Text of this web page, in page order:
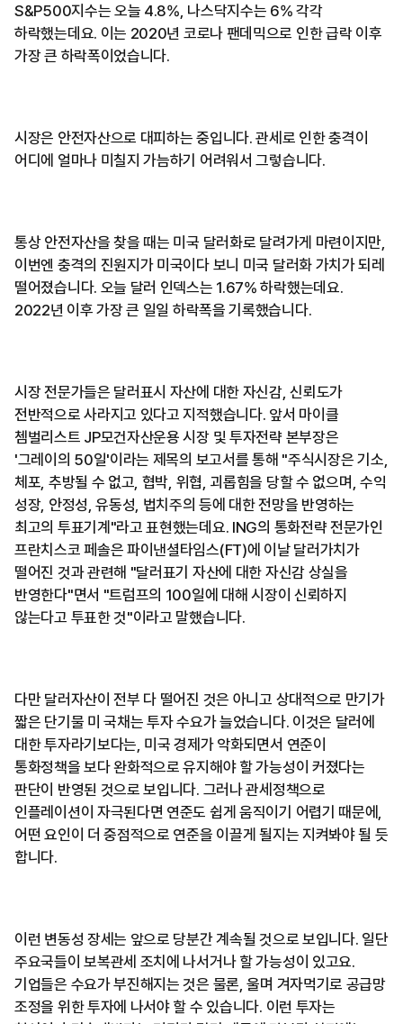
S&P500지수는 오늘 4.8%, 나스닥지수는 6% 각각
하락했는데요. 이는 2020년 코로나 팬데믹으로 인한 급락 이후
가장 큰 하락폭이었습니다.
시장은 안전자산으로 대피하는 중입니다. 관세로 인한 충격이
어디에 얼마나 미칠지 가늠하기 어려워서 그렇습니다.
통상 안전자산을 찾을 때는 미국 달러화로 달려가게 마련이지만,
이번엔 충격의 진원지가 미국이다 보니 미국 달러화 가치가 되레
떨어졌습니다. 오늘 달러 인덱스는 1.67% 하락했는데요.
2022년 이후 가장 큰 일일 하락폭을 기록했습니다.
시장 전문가들은 달러표시 자산에 대한 자신감, 신뢰도가
전반적으로 사라지고 있다고 지적했습니다. 앞서 마이클
쳄벌리스트 JP모건자산운용 시장 및 투자전략 본부장은
'그레이의 50일'이라는 제목의 보고서를 통해 "주식시장은 기소,
체포, 추방될 수 없고, 협박, 위협, 괴롭힘을 당할 수 없으며, 수익
성장, 안정성, 유동성, 법치주의 등에 대한 전망을 반영하는
최고의 투표기계"라고 표현했는데요. ING의 통화전략 전문가인
프란치스코 페솔은 파이낸셜타임스(FT)에 이날 달러가치가
떨어진 것과 관련해 "달러표기 자산에 대한 자신감 상실을
반영한다"면서 "트럼프의 100일에 대해 시장이 신뢰하지
않는다고 투표한 것"이라고 말했습니다.
다만 달러자산이 전부 다 떨어진 것은 아니고 상대적으로 만기가
짧은 단기물 미 국채는 투자 수요가 늘었습니다. 이것은 달러에
대한 투자라기보다는, 미국 경제가 악화되면서 연준이
통화정책을 보다 완화적으로 유지해야 할 가능성이 커졌다는
판단이 반영된 것으로 보입니다. 그러나 관세정책으로
인플레이션이 자극된다면 연준도 쉽게 움직이기 어렵기 때문에,
어떤 요인이 더 중점적으로 연준을 이끌게 될지는 지켜봐야 될 듯
합니다.
이런 변동성 장세는 앞으로 당분간 계속될 것으로 보입니다. 일단
주요국들이 보복관세 조치에 나서거나 할 가능성이 있고요.
기업들은 수요가 부진해지는 것은 물론, 울며 겨자먹기로 공급망
조정을 위한 투자에 나서야 할 수 있습니다. 이런 투자는